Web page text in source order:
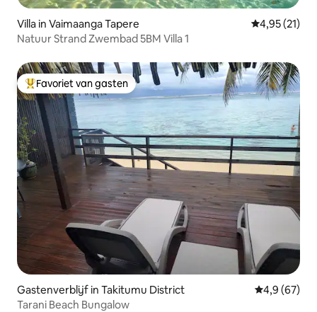
Villa in Vaimaanga Tapere Gemiddelde
4,95 (21)
Natuur Strand Zwembad 5BM Villa 1
Topfavoriet van gasten
Favoriet van gasten
Gastenverblijf in Takitumu District Gemiddelde
4,9 (67)
Tarani Beach Bungalow